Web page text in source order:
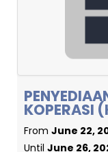
KOPERASI
From June 22,
Until June 26,